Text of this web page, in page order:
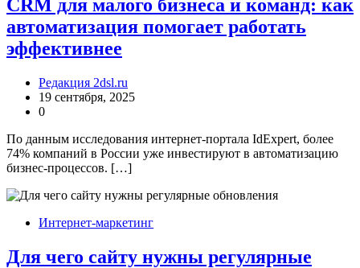
CRM для малого бизнеса и команд: как
автоматизация помогает работать
эффективнее
Редакция 2dsl.ru
19 сентября, 2025
0
По данным исследования интернет-портала IdExpert, более
74% компаний в России уже инвестируют в автоматизацию
бизнес-процессов. […]
Интернет-маркетинг
Для чего сайту нужны регулярные